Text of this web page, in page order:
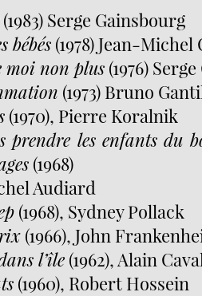
(1983) Serge Gainsbourg
bébés (1978) Jean-
moi non plus(1976)
(1973) Bruno
(1970), Pierre Koralnik
prendre les enfants du
(1968)
Audiard
(1968), Sydney Pollack
(1966), John
l’île (1962), Alain
(1960), Robert Hossein